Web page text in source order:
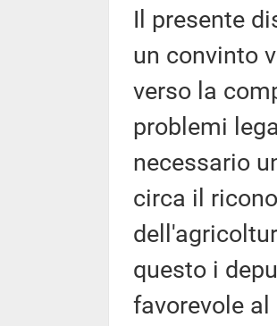
Il presente
un convinto
verso la
problemi
necessario
circa il
questo i
favorevole